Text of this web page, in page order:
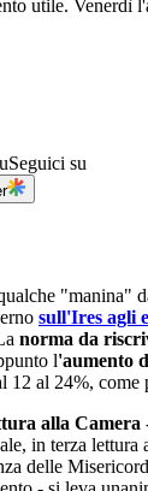
utile. Venerdì
Seguici su
"manina"
sull'Ires agli
norma da
l'aumento
12 al 24%, come
alla Camera
in terza lettura
delle